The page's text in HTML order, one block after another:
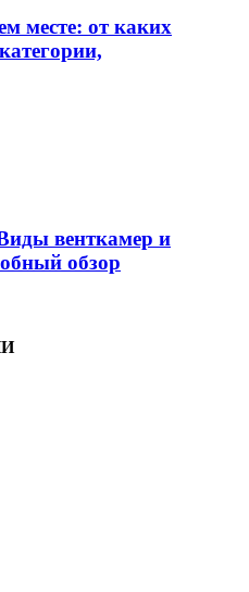
месте: от каких
венткамер и
обзор